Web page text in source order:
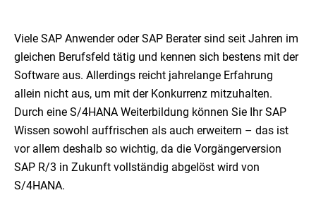
Viele SAP Anwender oder SAP Berater sind seit Jahren im
gleichen Berufsfeld tätig und kennen sich bestens mit der
Software aus. Allerdings reicht jahrelange Erfahrung
allein nicht aus, um mit der Konkurrenz mitzuhalten.
Durch eine S/4HANA Weiterbildung können Sie Ihr SAP
Wissen sowohl auffrischen als auch erweitern – das ist
vor allem deshalb so wichtig, da die Vorgängerversion
SAP R/3 in Zukunft vollständig abgelöst wird von
S/4HANA.